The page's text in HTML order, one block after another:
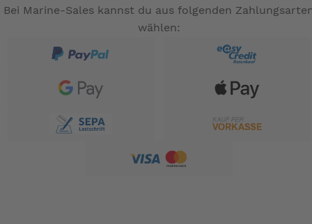
Bei Marine-Sales kannst du aus folgenden
wählen: